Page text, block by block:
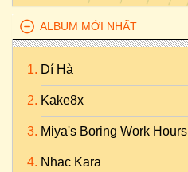
ALBUM MỚI NHẤT
Dí Hà
Kake8x
Miya's Boring Work Hours
Nhac Kara